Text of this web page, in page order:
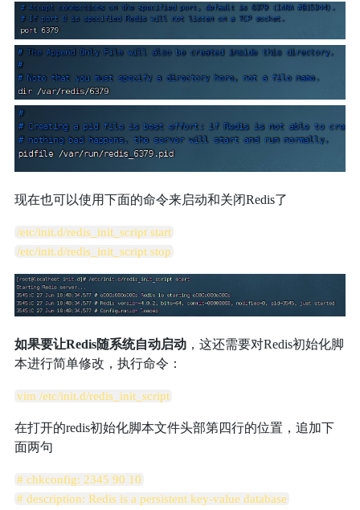
现在也可以使用下面的命令来启动和关闭Redis了
/etc/init.d/redis_init_script start
/etc/init.d/redis_init_script stop
如果要让Redis随系统自动启动，这还需要对Redis初始化脚
本进行简单修改，执行命令：
vim /etc/init.d/redis_init_script
在打开的redis初始化脚本文件头部第四行的位置，追加下
面两句
# chkconfig: 2345 90 10
# description: Redis is a persistent key-value database